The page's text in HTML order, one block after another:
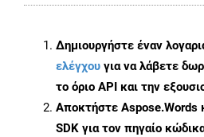
Δημιουργήστε έναν
ελέγχου για να λάβετε
το όριο API και την
Αποκτήστε Aspose.Words
SDK για τον πηγαίο